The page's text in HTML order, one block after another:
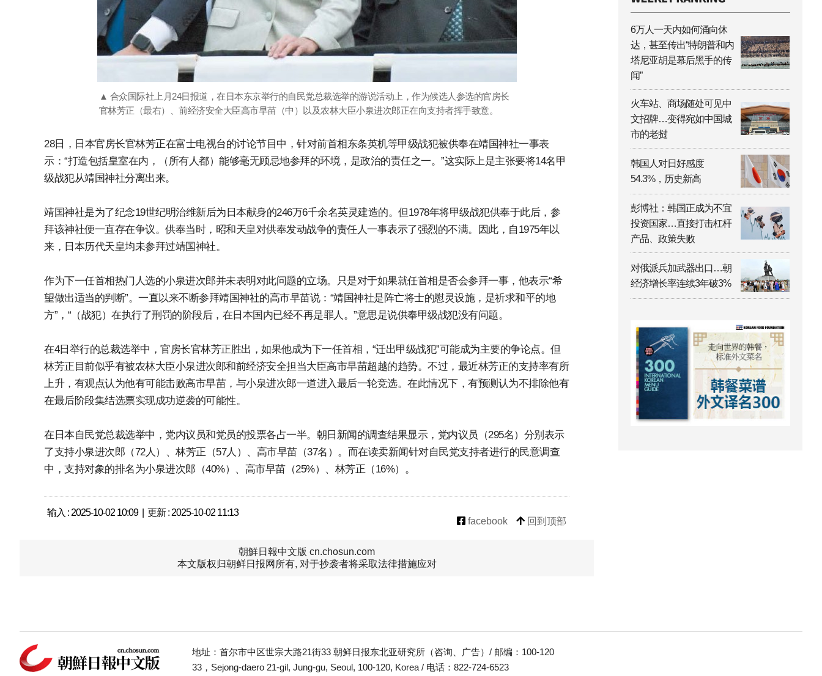
▲ 合众国际社上月24日报道，在日本东京举行的自民党总裁选举的游说活动上，作为候选人参选的官房长
官林芳正（最右）、前经济安全大臣高市早苗（中）以及农林大臣小泉进次郎正在向支持者挥手致意。
28日，日本官房长官林芳正在富士电视台的讨论节目中，针对前首相东条英机等甲级战犯被供奉在靖国神社一事表
示：“打造包括皇室在内，（所有人都）能够毫无顾忌地参拜的环境，是政治的责任之一。”这实际上是主张要将14名甲
级战犯从靖国神社分离出来。
靖国神社是为了纪念19世纪明治维新后为日本献身的246万6千余名英灵建造的。但1978年将甲级战犯供奉于此后，参
拜该神社便一直存在争议。供奉当时，昭和天皇对供奉发动战争的责任人一事表示了强烈的不满。因此，自1975年以
来，日本历代天皇均未参拜过靖国神社。
作为下一任首相热门人选的小泉进次郎并未表明对此问题的立场。只是对于如果就任首相是否会参拜一事，他表示“希
望做出适当的判断”。一直以来不断参拜靖国神社的高市早苗说：“靖国神社是阵亡将士的慰灵设施，是祈求和平的地
方”，“（战犯）在执行了刑罚的阶段后，在日本国内已经不再是罪人。”意思是说供奉甲级战犯没有问题。
在4日举行的总裁选举中，官房长官林芳正胜出，如果他成为下一任首相，“迁出甲级战犯”可能成为主要的争论点。但
林芳正目前似乎有被农林大臣小泉进次郎和前经济安全担当大臣高市早苗超越的趋势。不过，最近林芳正的支持率有所
上升，有观点认为他有可能击败高市早苗，与小泉进次郎一道进入最后一轮竞选。在此情况下，有预测认为不排除他有
在最后阶段集结选票实现成功逆袭的可能性。
在日本自民党总裁选举中，党内议员和党员的投票各占一半。朝日新闻的调查结果显示，党内议员（295名）分别表示
了支持小泉进次郎（72人）、林芳正（57人）、高市早苗（37名）。而在读卖新闻针对自民党支持者进行的民意调查
中，支持对象的排名为小泉进次郎（40%）、高市早苗（25%）、林芳正（16%）。
输入 : 2025-10-02 10:09 | 更新 : 2025-10-02 11:13
facebook
回到顶部
朝鮮日報中文版 cn.chosun.com
本文版权归朝鲜日报网所有, 对于抄袭者将采取法律措施应对
6万人一天内如何涌向休
达，甚至传出“特朗普和内
塔尼亚胡是幕后黑手的传
闻”
火车站、商场随处可见中
文招牌…变得宛如中国城
市的老挝
韩国人对日好感度
54.3%，历史新高
彭博社：韩国正成为不宜
投资国家…直接打击杠杆
产品、政策失败
对俄派兵加武器出口…朝
经济增长率连续3年破3%
地址：首尔市中区世宗大路21街33 朝鲜日报东北亚研究所（咨询、广告）/ 邮编：100-120
33，Sejong-daero 21-gil, Jung-gu, Seoul, 100-120, Korea / 电话：822-724-6523